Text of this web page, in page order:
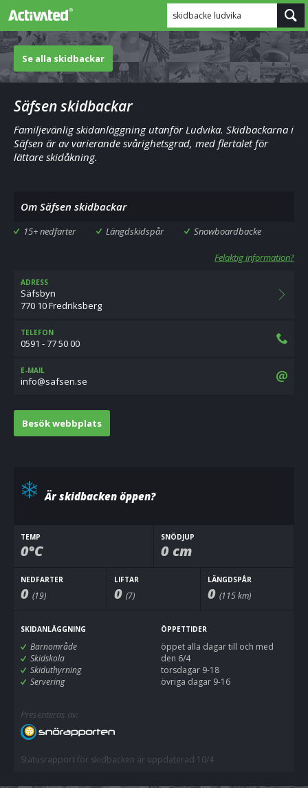
skidbacke ludvika
Se alla skidbackar
Säfsen skidbackar
Familjevänlig skidanläggning utanför Ludvika. Skidbackarna i
Säfsen är av varierande svårighetsgrad, med flertalet för
lättare skidåkning.
Om Säfsen skidbackar
15+ nedfarter Längdskidspår Snowboardbacke
Felaktig information?
ADRESS
Säfsbyn
770 10 Fredriksberg
TELEFON
0591 - 77 50 00
E-MAIL
es.nesfas@ofni
Besök webbplats
Är skidbacken öppen?
TEMP
0°C
SNÖDJUP
0 cm
NEDFARTER
0 (19)
LIFTAR
0 (7)
LÄNGDSPÅR
0 (115 km)
SKIDANLÄGGNING
Barnområde
Skidskola
Skiduthyrning
Servering
ÖPPETTIDER
öppet alla dagar till och med
den 6/4
torsdagar 9-18
övriga dagar 9-16
Presenteras av:
Statusrapport för skidbacken är uppdaterad 10/4